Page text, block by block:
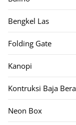
Bengkel Las
Folding Gate
Kanopi
Kontruksi Baja
Neon Box